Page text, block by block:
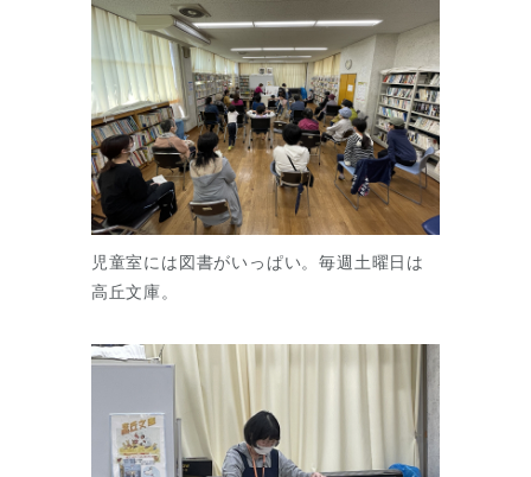
児童室には図書がいっぱい。毎週土曜日は
高丘文庫。